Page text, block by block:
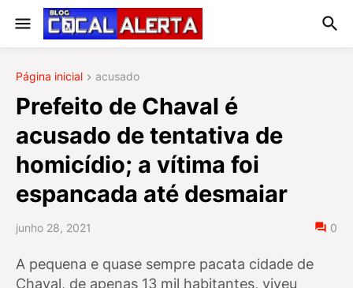
Página inicial acusado
Prefeito de Chaval é
acusado de tentativa de
homicídio; a vítima foi
espancada até desmaiar
junho 28, 2021 0
A pequena e quase sempre pacata cidade de
Chaval, de apenas 13 mil habitantes, viveu